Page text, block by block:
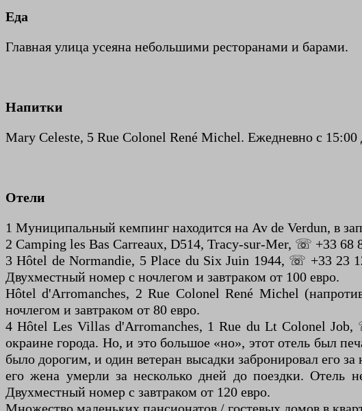
Еда
Главная улица усеяна небольшими ресторанами и барами.
Напитки
Mary Celeste, 5 Rue Colonel René Michel. Ежедневно с
Отели
1 Муниципальный кемпинг находится на Av de Verdun, в
2 Camping les Bas Carreaux, D514, Tracy-sur-Mer, ☏ +33 68
3 Hôtel de Normandie, 5 Place du Six Juin 1944, ☏ +33 23
Двухместный номер с ночлегом и завтраком от 100 евро.
Hôtel d'Arromanches, 2 Rue Colonel René Michel
ночлегом и завтраком от 80 евро.
4 Hôtel Les Villas d'Arromanches, 1 Rue du Lt Colonel Job,
окраине города. Но, и это большое «но», этот отель был
было дорогим, и один ветеран высадки забронировал его
его жена умерли за несколько дней до поездки. Отель
Двухместный номер с завтраком от 120 евро.